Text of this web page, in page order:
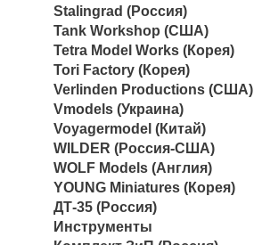
Stalingrad (Россия)
Tank Workshop (США)
Tetra Model Works (Корея)
Tori Factory (Корея)
Verlinden Productions (США)
Vmodels (Украина)
Voyagermodel (Китай)
WILDER (Россия-США)
WOLF Models (Англия)
YOUNG Miniatures (Корея)
ДТ-35 (Россия)
Инструменты